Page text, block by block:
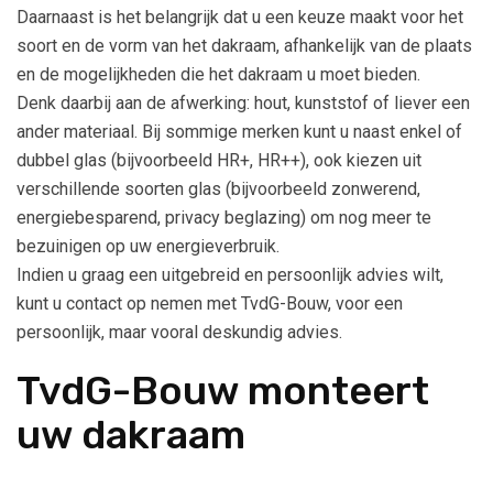
Daarnaast is het belangrijk dat u een keuze maakt voor het
soort en de vorm van het dakraam, afhankelijk van de plaats
en de mogelijkheden die het dakraam u moet bieden.
Denk daarbij aan de afwerking: hout, kunststof of liever een
ander materiaal. Bij sommige merken kunt u naast enkel of
dubbel glas (bijvoorbeeld HR+, HR++), ook kiezen uit
verschillende soorten glas (bijvoorbeeld zonwerend,
energiebesparend, privacy beglazing) om nog meer te
bezuinigen op uw energieverbruik.
Indien u graag een uitgebreid en persoonlijk advies wilt,
kunt u contact op nemen met TvdG-Bouw, voor een
persoonlijk, maar vooral deskundig advies.
TvdG-Bouw monteert
uw dakraam